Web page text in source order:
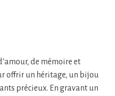
de mémoire et
offrir un héritage, un bijou
précieux. En gravant un